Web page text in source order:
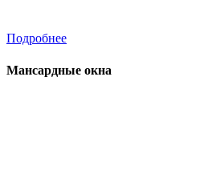
Подробнее
Мансардные окна